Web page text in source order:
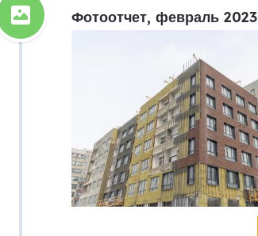
Фотоотчет, февраль 2023